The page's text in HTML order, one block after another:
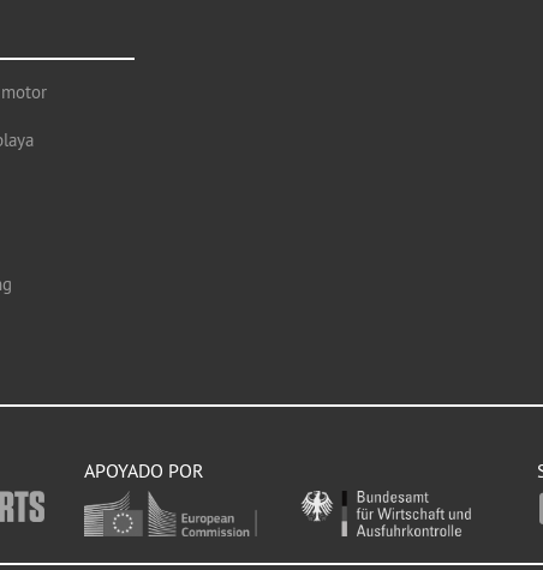
APOYADO POR